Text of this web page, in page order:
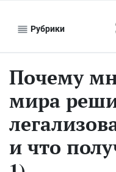
Рубрики
Почему
мира
и что